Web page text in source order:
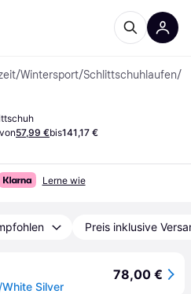
/Wintersport/Schlittschuhlaufen/
57,99 €bis141,17 €
Lerne wie
Preis inklusive
Silver
78,00 €